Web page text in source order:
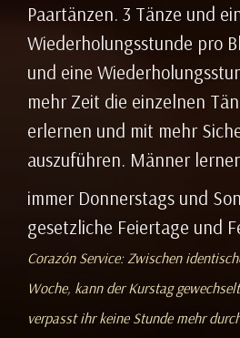
Paartänzen. 3 Tänze und
Wiederholungsstunde pro
und eine
mehr Zeit die einzelnen
erlernen und mit mehr
auszuführen. Männer
immer Donnerstags und
gesetzliche Feiertage und
Corazón Service: Zwischen
Woche, kann der Kurstag
verpasst ihr keine Stunde mehr